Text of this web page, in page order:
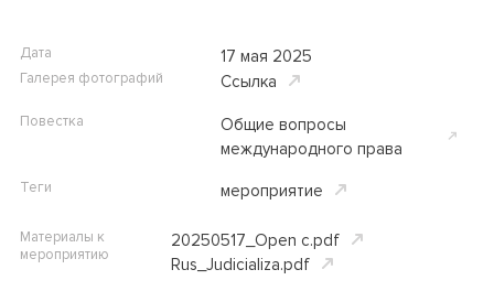
Дата 17 мая 2025
Галерея фотографий Ссылка
Повестка
Общие вопросы
международного права
Теги мероприятие
Материалы к
мероприятию
20250517_Open c.pdf
Rus_Judicializa.pdf